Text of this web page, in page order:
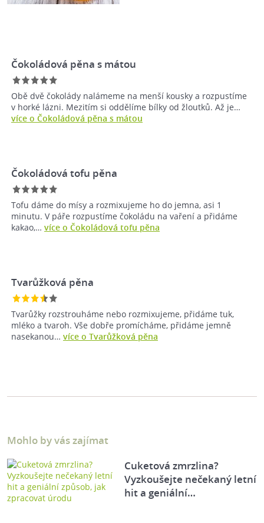
Čokoládová pěna s mátou
Obě dvě čokolády nalámeme na menší kousky a rozpustíme
v horké lázni. Mezitím si oddělíme bílky od žloutků. Až je…
více o Čokoládová pěna s mátou
Čokoládová tofu pěna
Tofu dáme do mísy a rozmixujeme ho do jemna, asi 1
minutu. V páře rozpustíme čokoládu na vaření a přidáme
kakao,… více o Čokoládová tofu pěna
Tvarůžková pěna
Tvarůžky rozstrouháme nebo rozmixujeme, přidáme tuk,
mléko a tvaroh. Vše dobře promícháme, přidáme jemně
nasekanou… více o Tvarůžková pěna
Mohlo by vás zajímat
Cuketová zmrzlina?
Vyzkoušejte nečekaný letní
hit a geniální…